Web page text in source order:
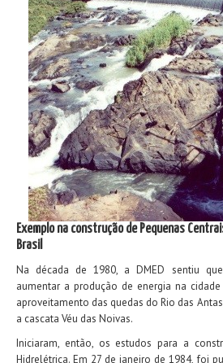
Exemplo na construção de Pequenas
Brasil
Na década de 1980, a DMED sentiu
aumentar a produção de energia na
aproveitamento das quedas do Rio das
a cascata Véu das Noivas.
Iniciaram, então, os estudos para a
Hidrelétrica. Em 27 de janeiro de 1984, foi